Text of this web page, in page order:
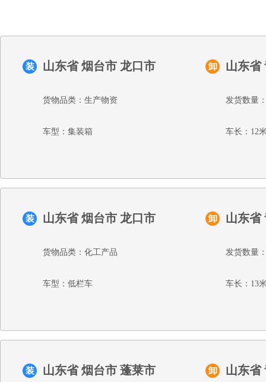
装 山东省 烟台市 龙口市
货物品类：生产物资
车型：集装箱
卸 山东省
发货数量
车长：12
装 山东省 烟台市 龙口市
货物品类：化工产品
车型：低栏车
卸 山东省
发货数量
车长：13
装 山东省 烟台市 蓬莱市 卸 山东省